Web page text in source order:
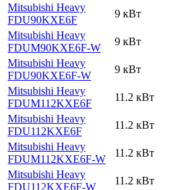
Mitsubishi Heavy
FDU90KXE6F
9 кВт
Mitsubishi Heavy
FDUM90KXE6F-W
9 кВт
Mitsubishi Heavy
FDU90KXE6F-W
9 кВт
Mitsubishi Heavy
FDUM112KXE6F
11.2 кВт
Mitsubishi Heavy
FDU112KXE6F
11.2 кВт
Mitsubishi Heavy
FDUM112KXE6F-W
11.2 кВт
Mitsubishi Heavy
FDU112KXE6F-W
11.2 кВт